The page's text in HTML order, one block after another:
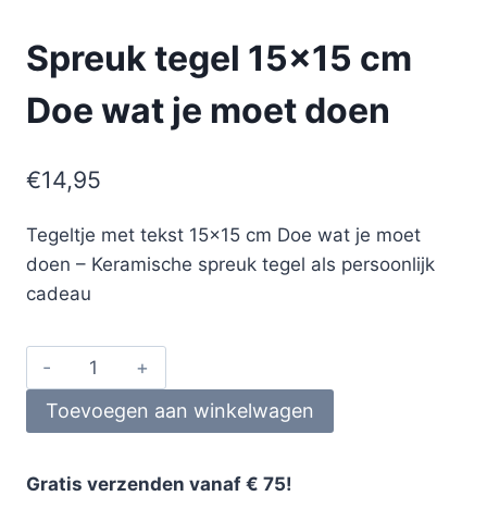
Spreuk tegel 15×15 cm
Doe wat je moet doen
€14,95
Tegeltje met tekst 15×15 cm Doe wat je moet
doen – Keramische spreuk tegel als persoonlijk
cadeau
Toevoegen aan winkelwagen
Gratis verzenden vanaf € 75!